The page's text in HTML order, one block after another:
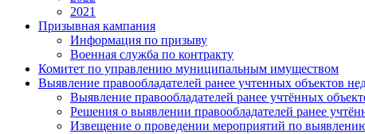
2021
Призывная кампания
Информация по призыву
Военная служба по контракту
Комитет по управлению муниципальным имуществом
Выявление правообладателей ранее учтенных объектов
Выявление правообладателей ранее учтённых
Решения о выявлении правообладателей ранее
Извещение о проведении мероприятий по